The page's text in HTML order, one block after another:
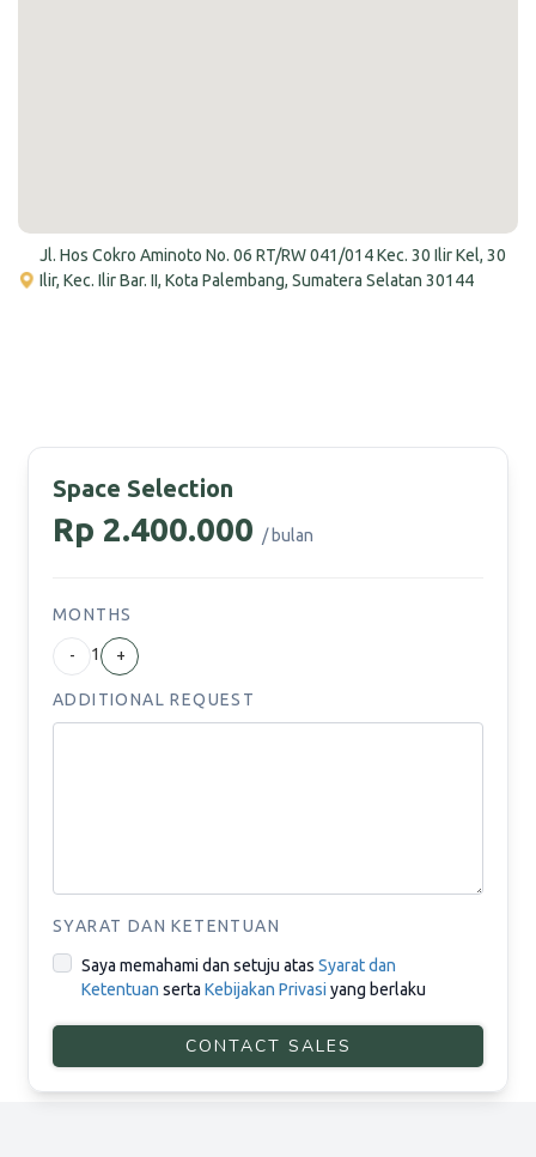
Jl. Hos Cokro Aminoto No. 06 RT/RW 041/014 Kec. 30 Ilir Kel, 30
Ilir, Kec. Ilir Bar. II, Kota Palembang, Sumatera Selatan 30144
Space Selection
Rp 2.400.000 / bulan
MONTHS
- 1 +
ADDITIONAL REQUEST
SYARAT DAN KETENTUAN
Saya memahami dan setuju atas Syarat dan
Ketentuan serta Kebijakan Privasi yang berlaku
CONTACT SALES